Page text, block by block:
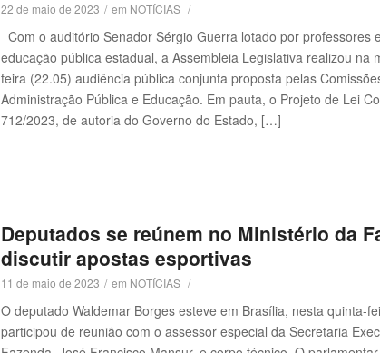
22 de maio de 2023 / em NOTÍCIAS /
Com o auditório Senador Sérgio Guerra lotado por professores
educação pública estadual, a Assembleia Legislativa realizou na
feira (22.05) audiência pública conjunta proposta pelas
Administração Pública e Educação. Em pauta, o Projeto de Lei
712/2023, de autoria do Governo do Estado, […]
Deputados se reúnem no Ministério da
discutir apostas esportivas
11 de maio de 2023 / em NOTÍCIAS /
O deputado Waldemar Borges esteve em Brasília, nesta quinta-
participou de reunião com o assessor especial da Secretaria